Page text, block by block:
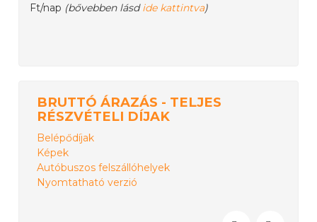
Ft/nap (bővebben lásdide kattintva)
BRUTTÓ ÁRAZÁS - TELJES
RÉSZVÉTELI DÍJAK
Belépődíjak
Képek
Autóbuszos felszállóhelyek
Nyomtatható verzió